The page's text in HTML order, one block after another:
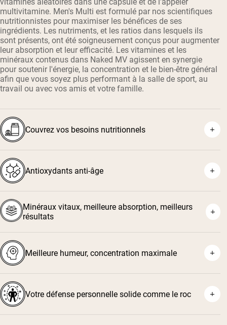
multivitamine. Men's Multi est formulé par nos scientifiques
nutritionnistes pour maximiser les bénéfices de ses
ingrédients. Les nutriments, et les ratios dans lesquels ils
sont présents, ont été soigneusement conçus pour augmenter
leur absorption et leur efficacité. Les vitamines et les
minéraux contenus dans Naked MV agissent en synergie
pour soutenir l'énergie, la concentration et le bien-être général
afin que vous soyez plus performant à la salle de sport, au
travail ou avec vos amis et votre famille.
Couvrez vos besoins nutritionnels
Antioxydants anti-âge
Minéraux vitaux, meilleure absorption, meilleurs
résultats
Meilleure humeur, concentration maximale
Votre défense personnelle solide comme le roc